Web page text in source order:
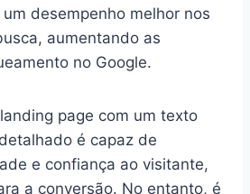
desempenho melhor nos
aumentando as
no Google.
page com um texto
é capaz de
e confiança ao visitante,
a conversão. No entanto, é